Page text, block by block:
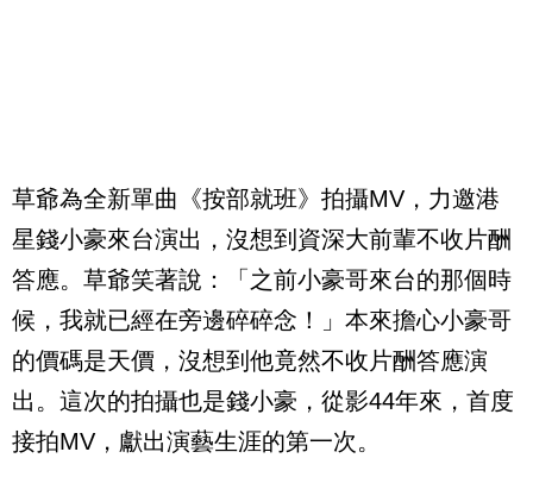
草爺為全新單曲《按部就班》拍攝MV ，力邀港
星錢小豪來台演出，沒想到資深大前輩不收片酬
答應。草爺笑著說：「之前小豪哥來台的那個時
候，我就已經在旁邊碎碎念！」本來擔心小豪哥
的價碼是天價，沒想到他竟然不收片酬答應演
出。這次的拍攝也是錢小豪，從影44年來，首度
接拍MV ，獻出演藝生涯的第一次。